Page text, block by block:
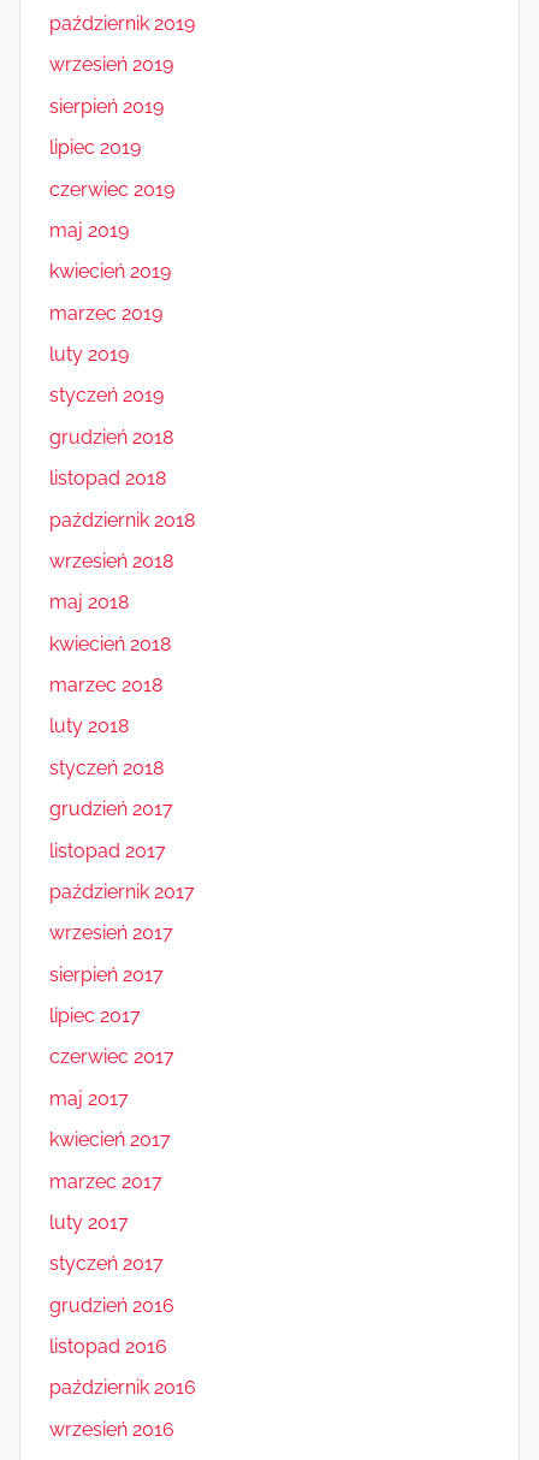
październik 2019
wrzesień 2019
sierpień 2019
lipiec 2019
czerwiec 2019
maj 2019
kwiecień 2019
marzec 2019
luty 2019
styczeń 2019
grudzień 2018
listopad 2018
październik 2018
wrzesień 2018
maj 2018
kwiecień 2018
marzec 2018
luty 2018
styczeń 2018
grudzień 2017
listopad 2017
październik 2017
wrzesień 2017
sierpień 2017
lipiec 2017
czerwiec 2017
maj 2017
kwiecień 2017
marzec 2017
luty 2017
styczeń 2017
grudzień 2016
listopad 2016
październik 2016
wrzesień 2016